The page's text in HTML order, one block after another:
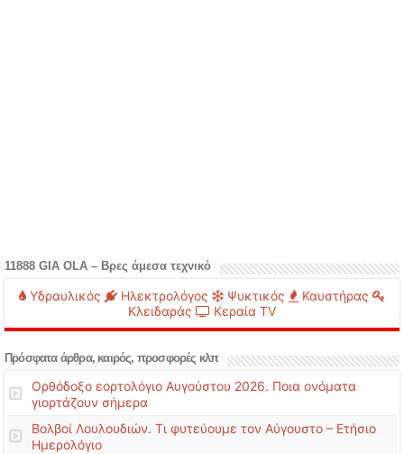
11888 GIA OLA – Βρες άμεσα τεχνικό
Υδραυλικός Ηλεκτρολόγος Ψυκτικός
Καυστήρας
Κλειδαράς
Κεραία TV
Πρόσφατα άρθρα, καιρός, προσφορές κλπ
Ορθόδοξο εορτολόγιο Αυγούστου 2026. Ποια ονόματα
γιορτάζουν σήμερα
Βολβοί Λουλουδιών. Τι φυτεύουμε τον Αύγουστο – Ετήσιο
Ημερολόγιο